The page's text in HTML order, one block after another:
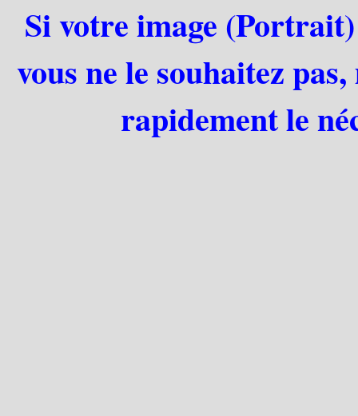
Si votre image
vous ne le souhaitez
rapidement le